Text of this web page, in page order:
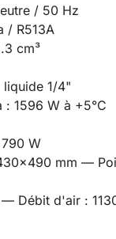
/ 50 Hz
/ R513A
cm³
1/4"
: 1596 W à +5°C
W
mm —
Débit d'air :